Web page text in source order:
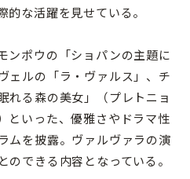
な活躍を見せている。
ンポウの「ショパンの主題に
ェルの「ラ・ヴァルス」、チ
れる森の美女」（プレトニョ
といった、優雅さやドラマ性
ムを披露。ヴァルヴァラの演
できる内容となっている。